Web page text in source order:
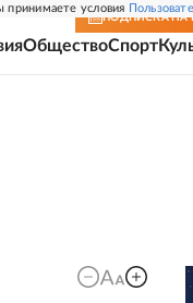
принимаете условия
ПОДПИСКА НА
ОбществоСпорт